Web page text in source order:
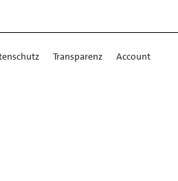
Transparenz
Account